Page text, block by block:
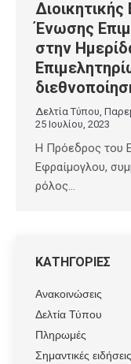
Ένωσης
στην
Δελτία Τύπου
25 Ιουλίου, 2023
Η Πρόεδρος του
Εφραίμογλου,
ρόλος…
ΚΑΤΗΓΟΡΙΕΣ
Ανακοινώσεις
Δελτία Τύπου
Πληρωμές
Σημαντικές ειδήσεις